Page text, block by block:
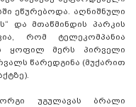
ეწურებოდა. აღნიშნული
და მთაწმინდის პარკის
რომ ტელეკომპანია
ყოფილ მერს პირველი
წარედგინა (მუქარით
უგულავას ბრალი